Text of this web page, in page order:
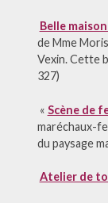
Belle
de Mme
Vexin. Cette
327)
« Scène de
maréchaux-
du paysage
Atelier de